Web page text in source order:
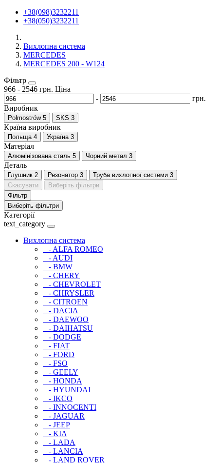
+38(098)3232211
+38(050)3232211
Вихлопна система
MERCEDES
MERCEDES 200 - W124
Фільтр
966 - 2546 грн. Ціна
-
грн.
Виробник
Polmostrów 5 SKS 3
Країна виробник
Польща 4 Україна 3
Матеріал
Алюмінізована сталь 5 Чорний метал 3
Деталь
Глушник 2 Резонатор 3 Труба вихлопної системи 3
Скасувати
Виберіть фільтри
Фільтр
Виберіть фільтри
Категорії
text_category
Вихлопна система
- ALFA ROMEO
- AUDI
- BMW
- CHERY
- CHEVROLET
- CHRYSLER
- CITROEN
- DACIA
- DAEWOO
- DAIHATSU
- DODGE
- FIAT
- FORD
- FSO
- GEELY
- HONDA
- HYUNDAI
- IKCO
- INNOCENTI
- JAGUAR
- JEEP
- KIA
- LADA
- LANCIA
- LAND ROVER